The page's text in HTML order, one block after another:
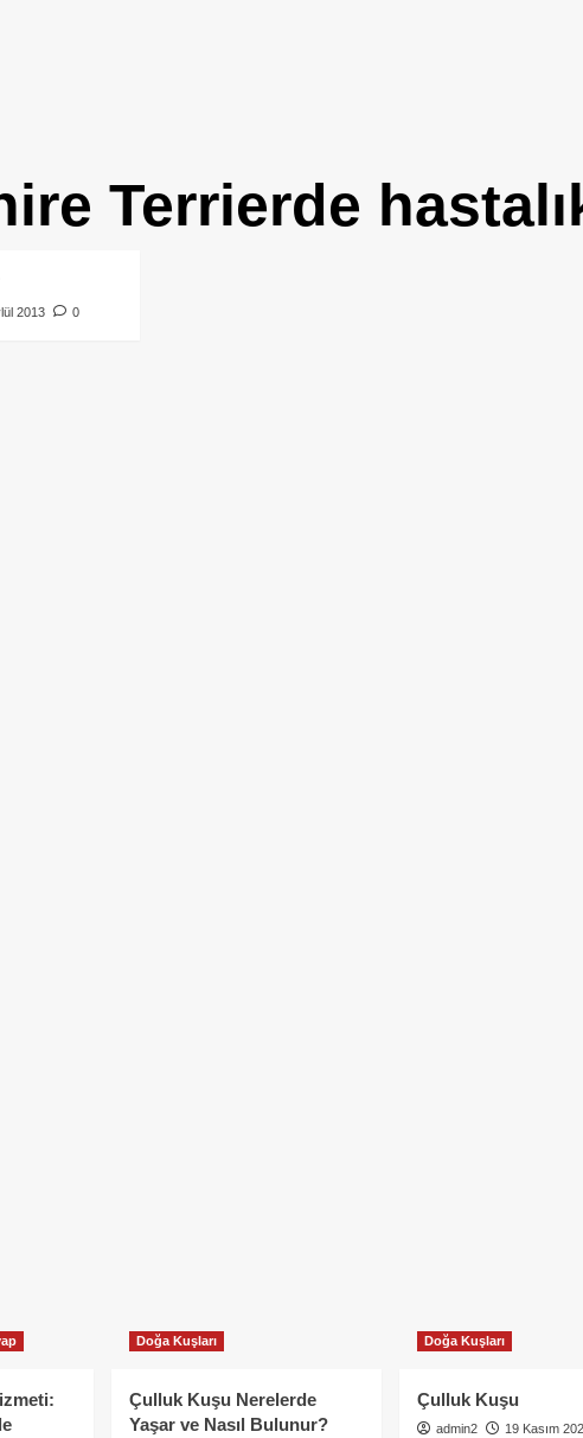
Terrierde
2013 0
Doğa Kuşları
Çulluk Kuşu Nerelerde
Yaşar ve Nasıl Bulunur?
Doğa Kuşları
Çulluk Kuşu
admin2 19 Kasım